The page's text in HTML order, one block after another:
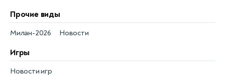
Прочие виды
Новости
Милан-2026
Игры
Новости игр